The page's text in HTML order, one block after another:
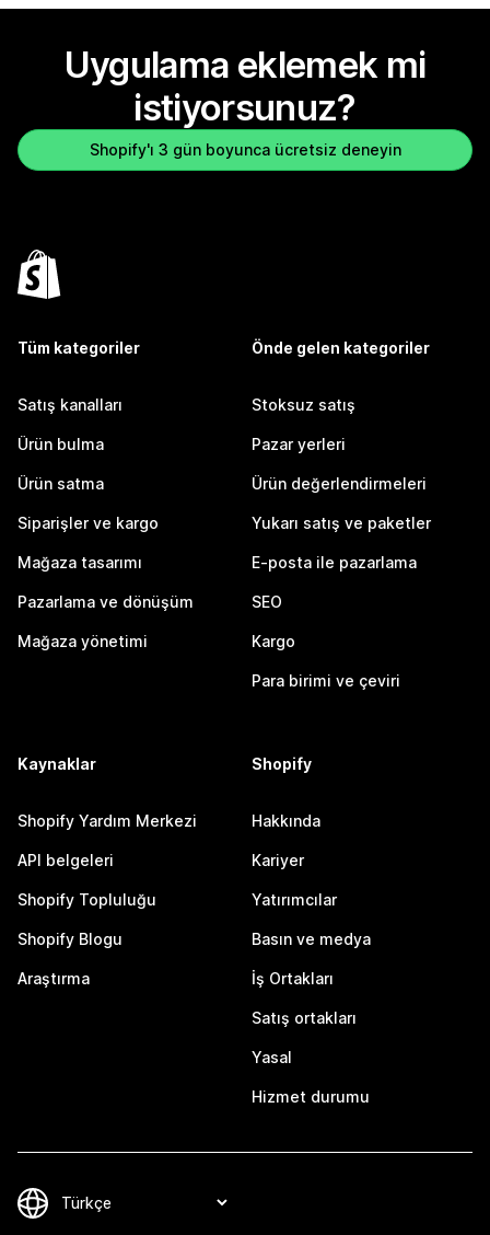
Uygulama eklemek mi
istiyorsunuz?
Shopify'ı 3 gün boyunca ücretsiz deneyin
Tüm kategoriler
Satış kanalları
Ürün bulma
Ürün satma
Siparişler ve kargo
Mağaza tasarımı
Pazarlama ve dönüşüm
Mağaza yönetimi
Önde gelen kategoriler
Stoksuz satış
Pazar yerleri
Ürün değerlendirmeleri
Yukarı satış ve paketler
E-posta ile pazarlama
SEO
Kargo
Para birimi ve çeviri
Kaynaklar
Shopify Yardım Merkezi
API belgeleri
Shopify Topluluğu
Shopify Blogu
Araştırma
Shopify
Hakkında
Kariyer
Yatırımcılar
Basın ve medya
İş Ortakları
Satış ortakları
Yasal
Hizmet durumu